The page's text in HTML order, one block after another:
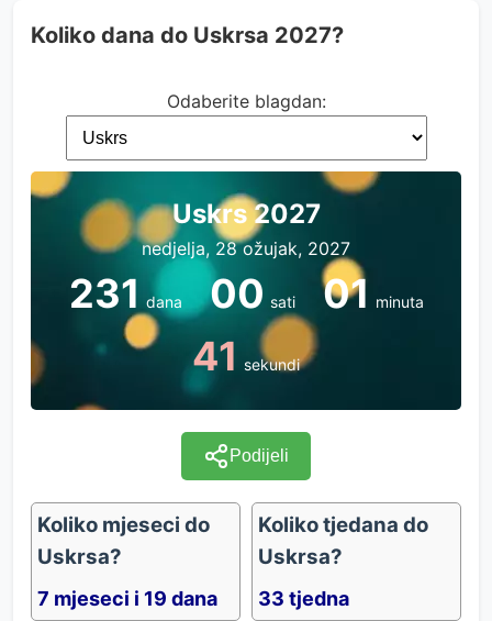
Koliko dana do Uskrsa 2027?
Odaberite blagdan:
Uskrs 2027
nedjelja, 28 ožujak, 2027
231 dana 00 sati 01 minuta
41 sekundi
Podijeli
Koliko mjeseci do
Uskrsa?
7 mjeseci i 19 dana
Koliko tjedana do
Uskrsa?
33 tjedna